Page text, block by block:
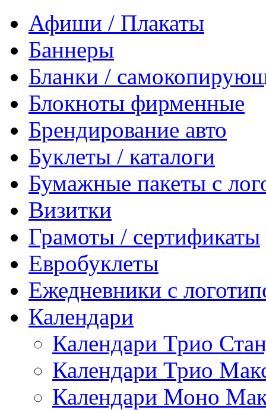
Афиши / Плакаты
Баннеры
Бланки /
Блокноты фирменные
Брендирование авто
Буклеты / каталоги
Бумажные пакеты с
Визитки
Грамоты / сертификаты
Евробуклеты
Ежедневники с
Календари
Календари Трио
Календари Трио
Календари Моно